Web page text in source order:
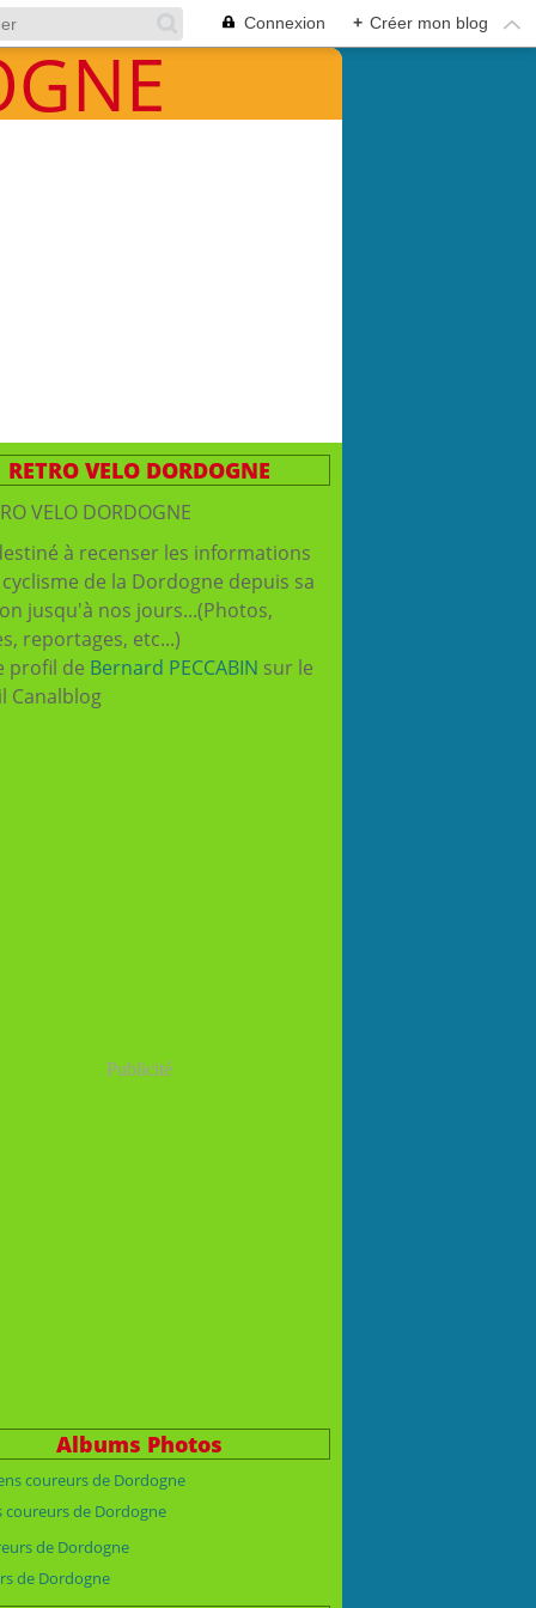
Connexion + Créer mon blog
RETRO VELO DORDOGNE
à recenser les informations
de la Dordogne depuis sa
jusqu'à nos jours...(Photos,
reportages, etc...)
profil de Bernard PECCABIN sur le
Canalblog
Publicité
Albums Photos
coureurs de Dordogne
de Dordogne